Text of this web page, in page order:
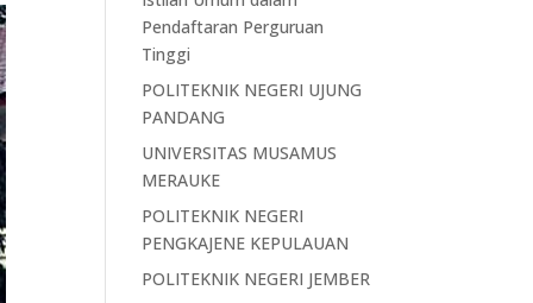
Pendaftaran Perguruan
Tinggi
POLITEKNIK NEGERI UJUNG
PANDANG
UNIVERSITAS MUSAMUS
MERAUKE
POLITEKNIK NEGERI
PENGKAJENE KEPULAUAN
POLITEKNIK NEGERI JEMBER